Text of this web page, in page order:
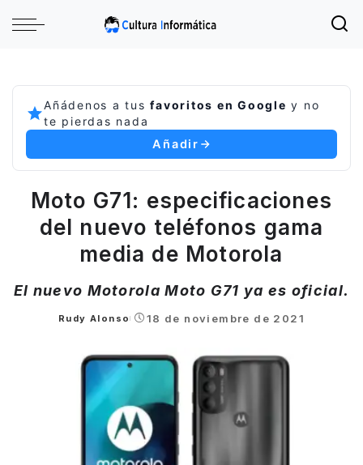
Añádenos a tusfavoritos en Google y no
te pierdas nada
Añadir
Moto G71: especificaciones
del nuevo teléfonos gama
media de Motorola
El nuevo Motorola Moto G71 ya es oficial.
Posted
Rudy Alonso 18 de noviembre de 2021